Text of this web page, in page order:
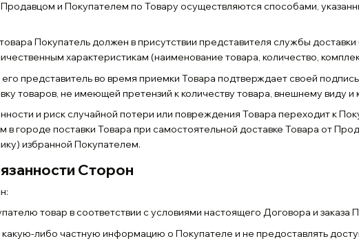
и Покупателем по Товару осуществляются способами,
Покупатель должен в присутствии представителя службы
характеристикам (наименование товара, количество,
представитель во время приемки Товара подтверждает своей
товаров, не имеющей претензий к количеству товара, внешнему виду и
и риск случайной потери или повреждения Товара переходит к
в городе поставки Товара при самостоятельной доставке Товара от
избранной Покупателем.
Сторон
товар в соответствии с условиями настоящего Договора и заказа
какую-либо частную информацию о Покупателе и не предоставлять